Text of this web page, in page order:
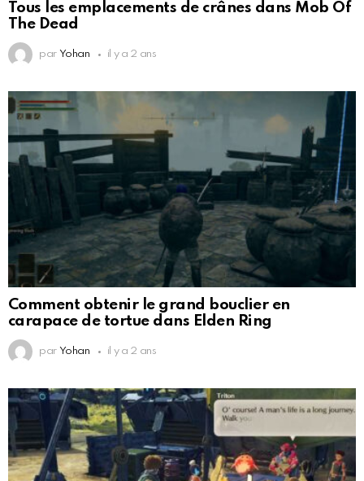
Tous les emplacements de crânes dans Mob Of
The Dead
par Yohan il y a 2 ans
Comment obtenir le grand bouclier en
carapace de tortue dans Elden Ring
par Yohan il y a 2 ans